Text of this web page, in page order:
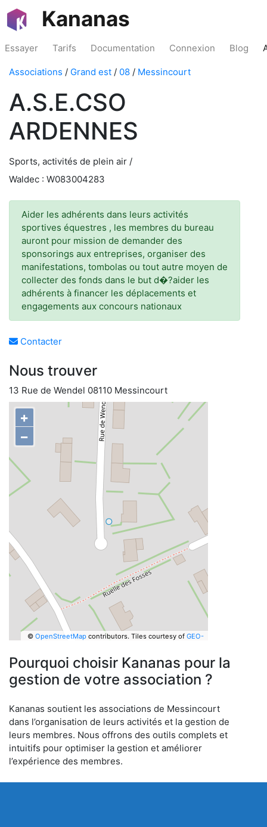
Kananas
Essayer Tarifs Documentation Connexion Blog
Associations / Grand est / 08 / Messincourt
A.S.E.CSO
ARDENNES
Sports, activités de plein air /
Waldec : W083004283
Aider les adhérents dans leurs activités
sportives équestres , les membres du bureau
auront pour mission de demander des
sponsorings aux entreprises, organiser des
manifestations, tombolas ou tout autre moyen de
collecter des fonds dans le but d�?aider les
adhérents à financer les déplacements et
engagements aux concours nationaux
Contacter
Nous trouver
13 Rue de Wendel 08110 Messincourt
+
−
© OpenStreetMapcontributors. Tiles courtesy of GEO-
Pourquoi choisir Kananas pour la
gestion de votre association ?
Kananas soutient les associations de Messincourt
dans l’organisation de leurs activités et la gestion de
leurs membres. Nous offrons des outils complets et
intuitifs pour optimiser la gestion et améliorer
l’expérience des membres.